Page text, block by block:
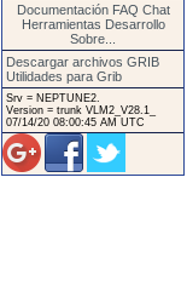
Documentación FAQ Chat
Herramientas Desarrollo
Sobre...
Descargar archivos GRIB
Utilidades para Grib
Srv = NEPTUNE2.
Version = trunk VLM2_V28.1_
07/14/20 08:00:45 AM UTC